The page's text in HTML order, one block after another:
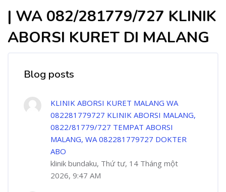
| WA 082/281779/727 KLINIK
ABORSI KURET DI MALANG
Blog posts
KLINIK ABORSI KURET MALANG WA
082281779727 KLINIK ABORSI MALANG,
0822/81779/727 TEMPAT ABORSI
MALANG, WA 082281779727 DOKTER
ABO
klinik bundaku, Thứ tư, 14 Tháng một
2026, 9:47 AM